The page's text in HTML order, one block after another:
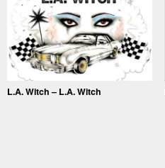
L.A. Witch – L.A. Witch